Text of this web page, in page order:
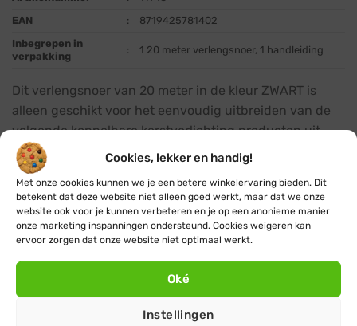
Cookies, lekker en handig!
Met onze cookies kunnen we je een betere winkelervaring bieden. Dit
betekent dat deze website niet alleen goed werkt, maar dat we onze
website ook voor je kunnen verbeteren en je op een anonieme manier
onze marketing inspanningen ondersteund. Cookies weigeren kan
ervoor zorgen dat onze website niet optimaal werkt.
Oké
Instellingen
EAN
:
8719425781402
Inbegrepen in
verpakking
: 1 20 meter verlengsnoer, 1 handleiding
Dit verlengsnoer van 20 meter in de kleur ZWART is
alleen geschikt voor het eenvoudig uitbreiden van de
volgende koppelbare kerstverlichting producten uit
deze webshop:
koppelbare kerstverlichting:deze professionele
koppelbare kerstverlichting is zeer geschikt voor het
sfeervol verlichten van grote kale bomen
(loofbomen), naaldbomen (kerstbomen) en andere
grote objecten.
koppelbare ijspegelverlichting:dé populaire
blikvanger waarmee je dakranden, gevels, balkons of